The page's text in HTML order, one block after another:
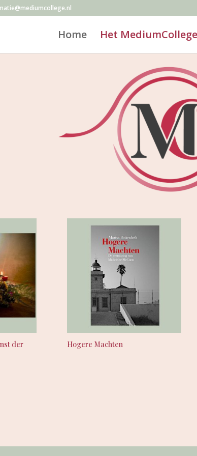
Home Het MediumCollege
der Hogere Machten